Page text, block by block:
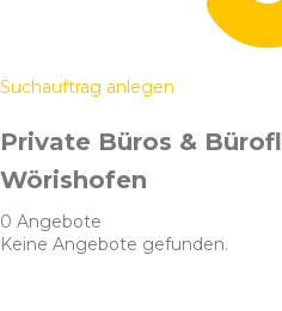
Suchauftrag anlegen
Private Büros &
Wörishofen
0 Angebote
Keine Angebote gefunden.